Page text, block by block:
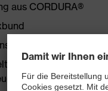
aus CORDURA®
am hinteren
jeweils mit